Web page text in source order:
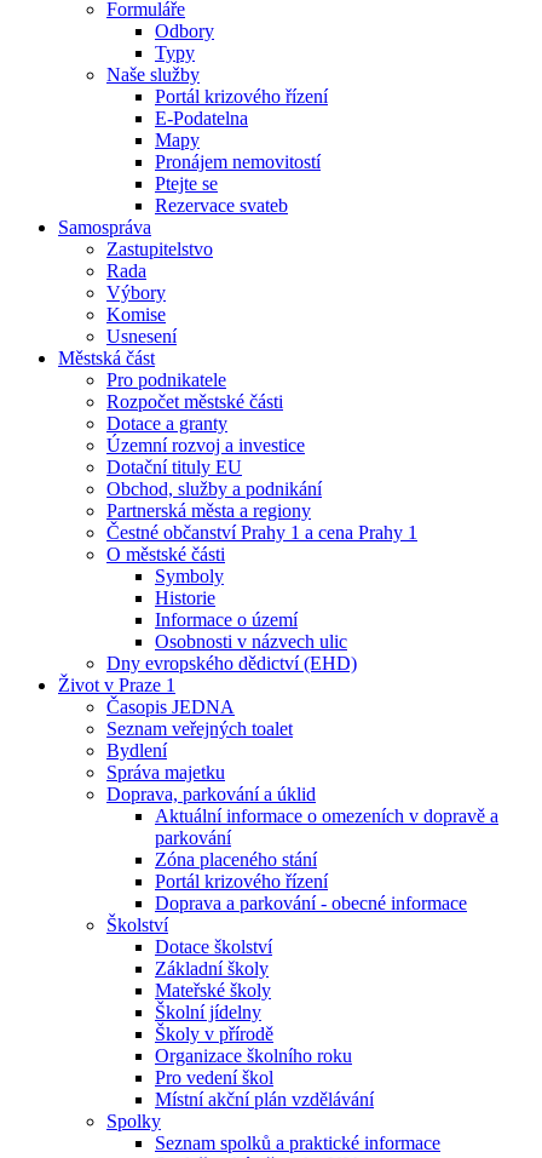
Formuláře
Odbory
Typy
Naše služby
Portál krizového řízení
E-Podatelna
Mapy
Pronájem nemovitostí
Ptejte se
Rezervace svateb
Samospráva
Zastupitelstvo
Rada
Výbory
Komise
Usnesení
Městská část
Pro podnikatele
Rozpočet městské části
Dotace a granty
Územní rozvoj a investice
Dotační tituly EU
Obchod, služby a podnikání
Partnerská města a regiony
Čestné občanství Prahy 1 a cena Prahy 1
O městské části
Symboly
Historie
Informace o území
Osobnosti v názvech ulic
Dny evropského dědictví (EHD)
Život v Praze 1
Časopis JEDNA
Seznam veřejných toalet
Bydlení
Správa majetku
Doprava, parkování a úklid
Aktuální informace o omezeních v dopravě a
parkování
Zóna placeného stání
Portál krizového řízení
Doprava a parkování - obecné informace
Školství
Dotace školství
Základní školy
Mateřské školy
Školní jídelny
Školy v přírodě
Organizace školního roku
Pro vedení škol
Místní akční plán vzdělávání
Spolky
Seznam spolků a praktické informace